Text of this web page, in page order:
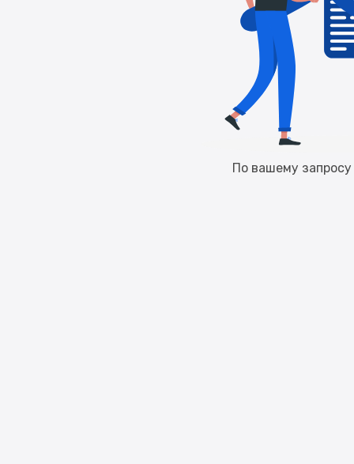
По вашему